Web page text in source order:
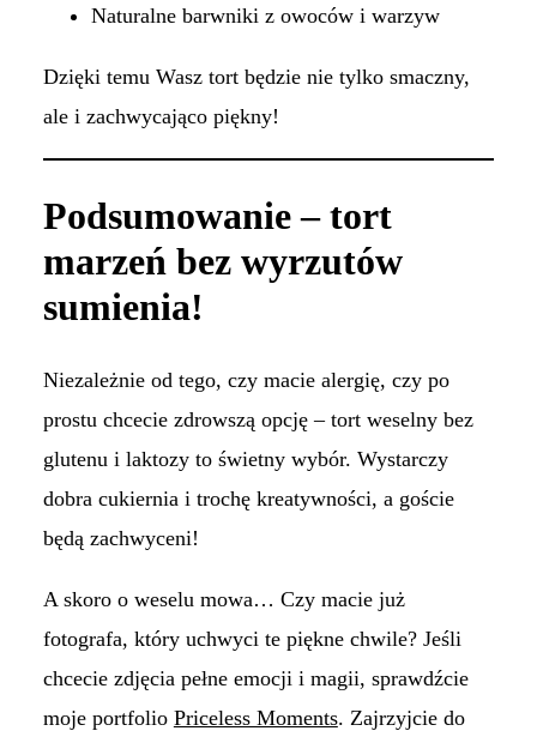
Naturalne barwniki z owoców i warzyw
Dzięki temu Wasz tort będzie nie tylko smaczny,
ale i zachwycająco piękny!
Podsumowanie – tort
marzeń bez wyrzutów
sumienia!
Niezależnie od tego, czy macie alergię, czy po
prostu chcecie zdrowszą opcję – tort weselny bez
glutenu i laktozy to świetny wybór. Wystarczy
dobra cukiernia i trochę kreatywności, a goście
będą zachwyceni!
A skoro o weselu mowa… Czy macie już
fotografa, który uchwyci te piękne chwile? Jeśli
chcecie zdjęcia pełne emocji i magii, sprawdźcie
moje portfolio Priceless Moments. Zajrzyjcie do